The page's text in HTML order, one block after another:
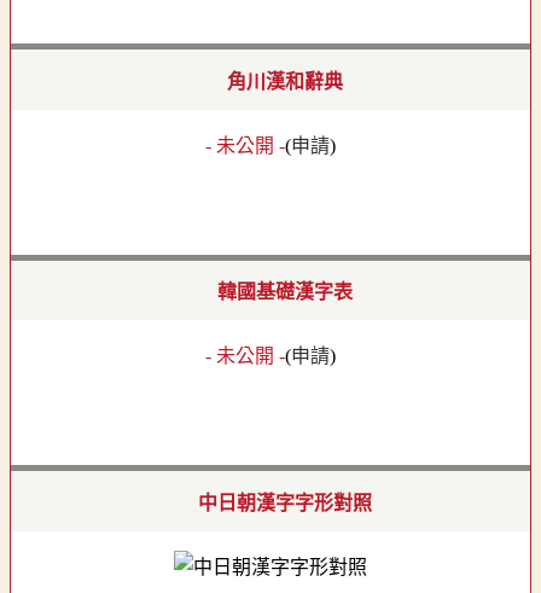
角川漢和辭典
- 未公開 -(申請)
韓國基礎漢字表
- 未公開 -(申請)
中日朝漢字字形對照